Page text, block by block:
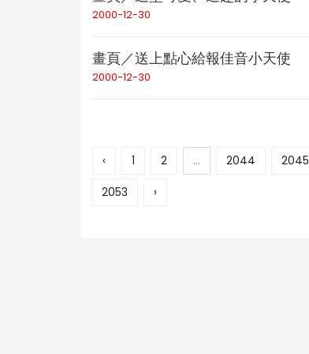
2000-12-30
畫頁／送上點心給報佳音小天使
2000-12-30
‹ 1 2 ... 2044 2045
2053
›